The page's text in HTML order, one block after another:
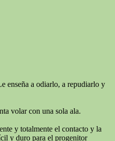
enseña a odiarlo, a repudiarlo y
volar con una sola ala.
y totalmente el contacto y la
y duro para el progenitor